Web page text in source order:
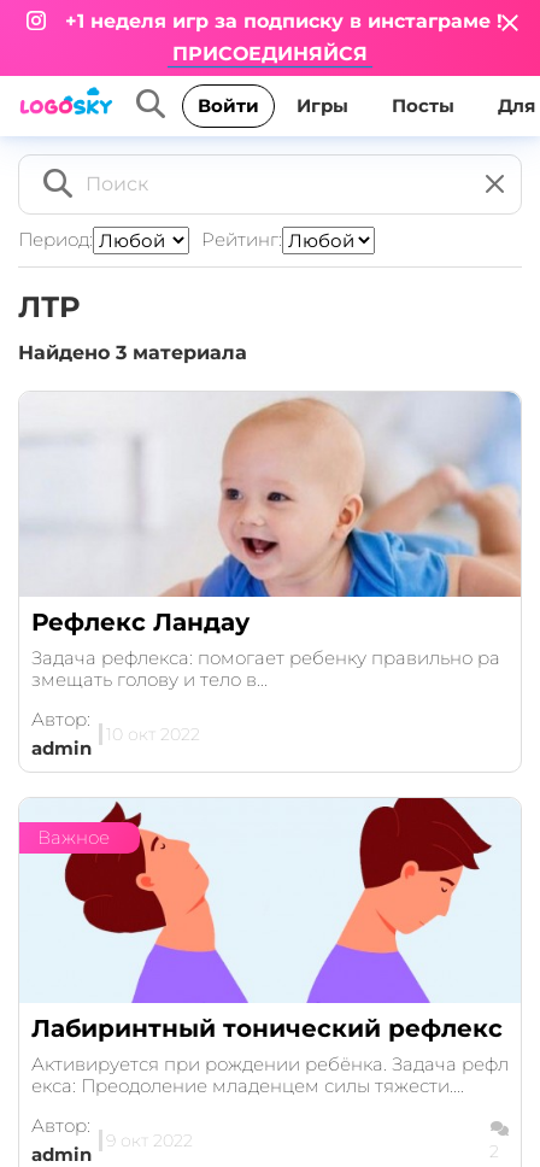
+1 неделя игр за подписку в инстаграме !
ПРИСОЕДИНЯЙСЯ
Игры Посты Для
Войти
Период: Рейтинг:
ЛТР
Найдено 3 материалa
Рефлекс Ландау
Задача рефлекса: помогает ребенку правильно ра
змещать голову и тело в...
Автор:
admin
10 окт 2022
Важное
Лабиринтный тонический рефлекс
Активируется при рождении ребёнка. Задача рефл
екса: Преодоление младенцем силы тяжести....
Автор:
admin
9 окт 2022
2